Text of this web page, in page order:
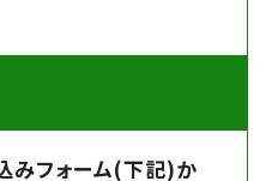
みフォーム(下記)か